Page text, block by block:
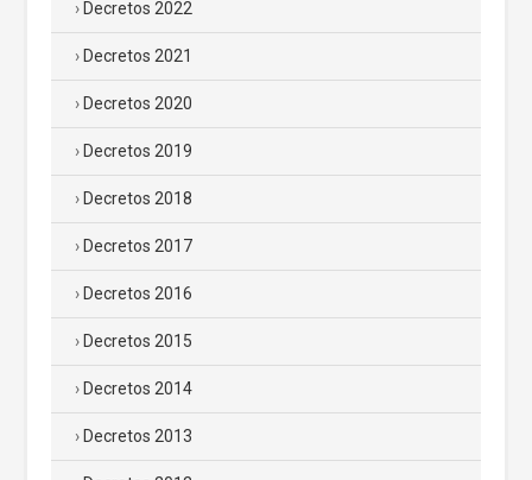
Decretos 2022
Decretos 2021
Decretos 2020
Decretos 2019
Decretos 2018
Decretos 2017
Decretos 2016
Decretos 2015
Decretos 2014
Decretos 2013